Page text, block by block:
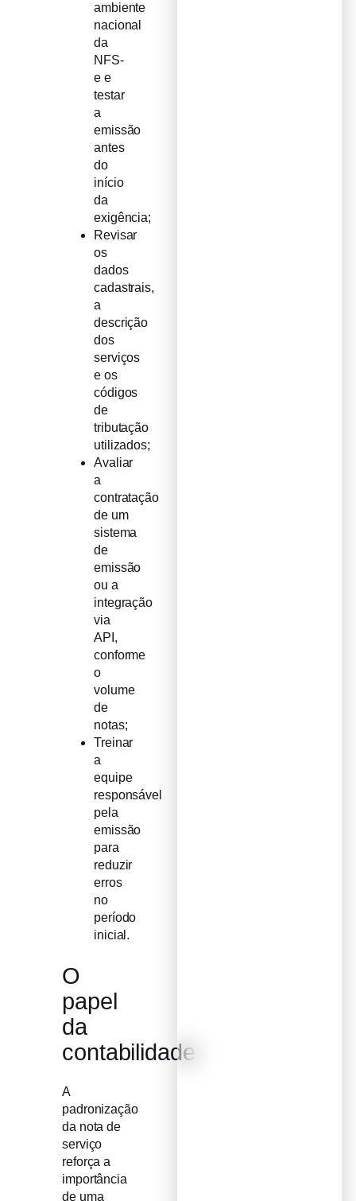
ambiente
nacional
da
NFS-
e e
testar
a
emissão
antes
do
início
da
exigência;
Revisar
os
dados
cadastrais,
a
descrição
dos
serviços
e os
códigos
de
tributação
utilizados;
Avaliar
a
contratação
de um
sistema
de
emissão
ou a
integração
via
API,
conforme
o
volume
de
notas;
Treinar
a
equipe
responsável
pela
emissão
para
reduzir
erros
no
período
inicial.
O
papel
da
contabilidade
A
padronização
da nota de
serviço
reforça a
importância
de uma